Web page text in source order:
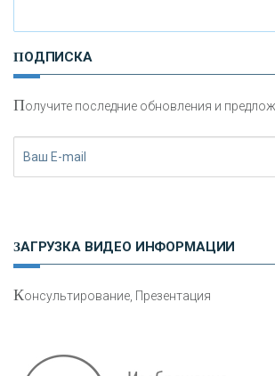
«НАЦИОНАЛЬНЫЙ КЛИРИНГОВЫЙ
«ФК ОТКРЫТИЕ»
ПОДПИСКА
Получите последние обновления и
ЗАГРУЗКА ВИДЕО ИНФОРМАЦИИ
Консультирование, Презентация